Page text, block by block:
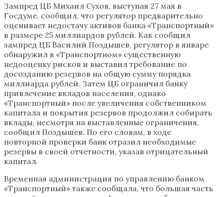
Зампред ЦБ Михаил Сухов, выступая 27 мая в
Госдуме, сообщил, что регулятор предварительно
оценивает недостачу активов банка «Транспортный»
в размере 25 миллиардов рублей. Как сообщил
зампред ЦБ Василий Поздышев, регулятор в январе
обнаружил в «Транспортном» существенную
недооценку рисков и выставил требование по
досозданию резервов на общую сумму порядка
миллиарда рублей. Затем ЦБ ограничил банку
привлечение вкладов населения, однако
«Транспортный» после увеличения собственником
капитала и покрытия резервов продолжил собирать
вклады, несмотря на выставленные ограничения,
сообщил Поздышев. По его словам, в ходе
повторной проверки банк отразил необходимые
резервы в своей отчетности, указав отрицательный
капитал.
Временная администрация по управлению банком
«Транспортный» также сообщала, что большая часть